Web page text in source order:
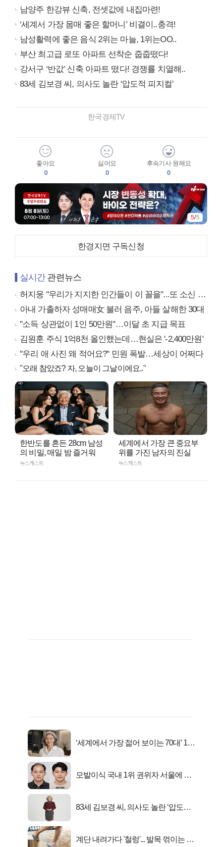
남양주 한강뷰 신축, 전셋값에 내집마련!
‘세계서 가장 몸매 좋은 할머니’ 비결이..충격!
남성활력에 좋은 음식 2위는 마늘, 1위는OO..
부산 최고급 로또 아파트 선착순 줍줍떴다!
강서구 ‘반값’ 신축 아파트 떴다! 경쟁률 치열해..
83세 김보경 씨, 의사도 놀란 ‘압도적 피지컬’
한국경제TV
좋아요
0
싫어요
0
후속기사 원해요
0
5/5
한경지면 구독신청
실시간관련뉴스
허지웅 "우리가 지지한 인간들이 이 꼴을"...또 소신 발언
아내 가출하자 성매매女 불러 음주, 아들 살해한 30대
"소득 상관없이 1인 50만원"…이달 초 지급 목표
김원훈 주식 1억8천 올인했는데…현실은 '-2,400만원'
"우리 애 사진 왜 적어요?" 민원 폭발…세상이 어쩌다
"오래 참았죠? 자, 오늘이 그날이에요.."
한반도를 흔든 28cm 남성
의 비밀, 매일 밤 즐거워
뉴스캐스트
세계에서 가장 큰 중요부
위를 가진 남자의 진실
뉴스캐스트
‘세계에서 가장 젊어 보이는 70대’ 1위
모발이식 국내 1위 권위자 서울에 있
83세 김보경 씨, 의사도 놀란 ‘압도적
계단 내려가다 '철렁'... 발목 꺾이는 이